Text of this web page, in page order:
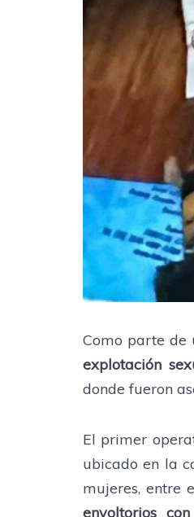
Como parte
explotación
donde fueron
El primer
ubicado en la
mujeres, entre
envoltorios